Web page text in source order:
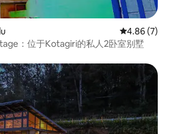
平均评分
4.86 (7)
：位于Kotagiri的私人2卧室别墅